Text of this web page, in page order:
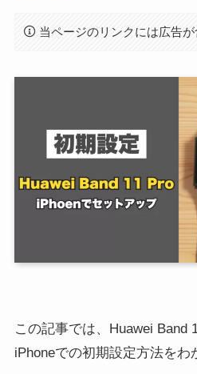
当ページのリンクには広告が
この記事では、Huawei Band
iPhoneでの初期設定方法をわ